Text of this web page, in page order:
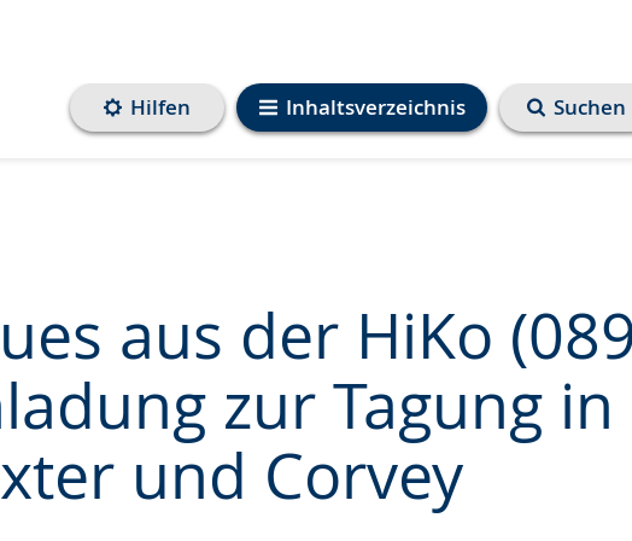
Inhaltsverzeichnis
Hilfen Suchen
aus der HiKo
zur Tagung in
und Corvey